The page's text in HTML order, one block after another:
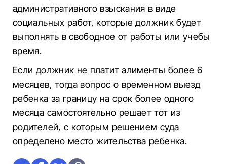
административного взыскания в виде
социальных работ, которые должник будет
выполнять в свободное от работы или учебы
время.
Если должник не платит алименты более 6
месяцев, тогда вопрос о временном выезд
ребенка за границу на срок более одного
месяца самостоятельно решает тот из
родителей, с которым решением суда
определено место жительства ребенка.